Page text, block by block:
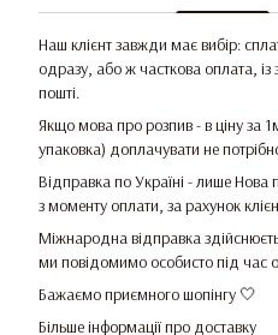
Наш клієнт завжди має вибір:
одразу, або ж часткова оплата,
пошті.
Якщо мова про розпив - в ціну за
упаковка) доплачувати не
Відправка по Україні - лише
з моменту оплати, за рахунок
Міжнародна відправка
ми повідомимо особисто під час
Бажаємо приємного шопінгу 🤍
Більше інформації про доставку